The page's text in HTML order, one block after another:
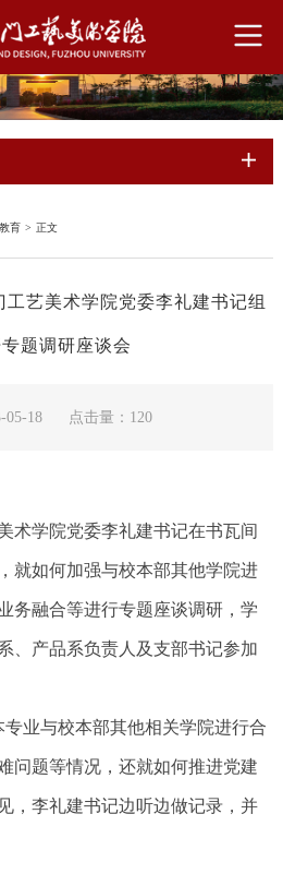
育 > 正文
艺美术学院党委李礼建书记组
题调研座谈会
05-18 点击量： 120
术学院党委李礼建书记在书瓦间
就如何加强与校本部其他学院进
务融合等进行专题座谈调研，学
、产品系负责人及支部书记参加
业与校本部其他相关学院进行合
问题等情况，还就如何推进党建
，李礼建书记边听边做记录，并